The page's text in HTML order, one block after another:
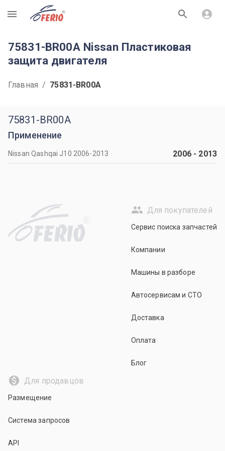
R
75831-BR00A Nissan Пластиковая
защита двигателя
Главная / 75831-BR00A
75831-BR00A
Применение
Nissan Qashqai J10 2006-2013 2006- 2013
R
Для покупателей
Сервис поиска запчастей
Компании
Машины в разборе
Автосервисам и СТО
Доставка
Оплата
Блог
Для продавцов
Размещение
Система запросов
API